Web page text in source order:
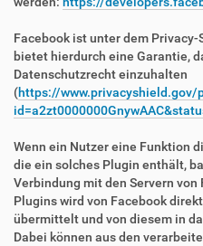
Facebook ist unter dem
bietet hierdurch eine Garantie,
Datenschutzrecht einzuhalten
(https://www.privacyshield.gov/
Wenn ein Nutzer eine Funktion
die ein solches Plugin enthält,
Verbindung mit den Servern von
Plugins wird von Facebook
übermittelt und von diesem in
Dabei können aus den